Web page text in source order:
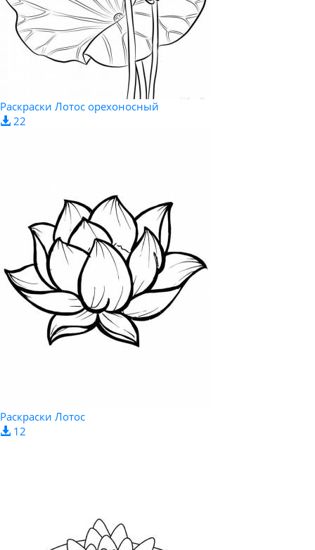
Раскраски Лотос орехоносный
22
Раскраски Лотос
12